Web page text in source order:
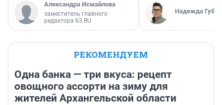
Александра Исмайлова
заместитель главного
редактора 63.RU
Надежда
РЕКОМЕНДУЕМ
Одна банка — три вкуса: рецепт
овощного ассорти на зиму для
жителей Архангельской области